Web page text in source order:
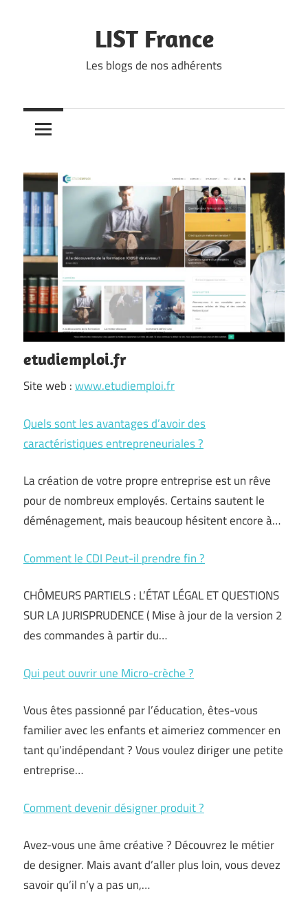
LIST France
Les blogs de nos adhérents
etudiemploi.fr
Site web :www.etudiemploi.fr
Quels sont les avantages d’avoir des
caractéristiques entrepreneuriales ?
La création de votre propre entreprise est un rêve
pour de nombreux employés. Certains sautent le
déménagement, mais beaucoup hésitent encore à…
Comment le CDI Peut-il prendre fin ?
CHÔMEURS PARTIELS : L’ÉTAT LÉGAL ET QUESTIONS
SUR LA JURISPRUDENCE ( Mise à jour de la version 2
des commandes à partir du…
Qui peut ouvrir une Micro-crèche ?
Vous êtes passionné par l’éducation, êtes-vous
familier avec les enfants et aimeriez commencer en
tant qu’indépendant ? Vous voulez diriger une petite
entreprise…
Comment devenir désigner produit ?
Avez-vous une âme créative ? Découvrez le métier
de designer. Mais avant d’aller plus loin, vous devez
savoir qu’il n’y a pas un,…